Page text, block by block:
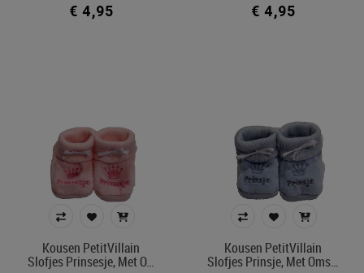
€ 4,95 € 4,95
Kousen PetitVillain
Slofjes Prinsesje, Met O…
Kousen PetitVillain
Slofjes Prinsje, Met Oms…